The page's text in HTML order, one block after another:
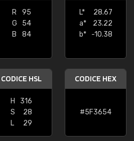
R
95
G
54
B
84
L*
28.67
a*
23.22
b*
-10.38
CODICE HSL
H
316
S
28
L
29
CODICE HEX
#5F3654